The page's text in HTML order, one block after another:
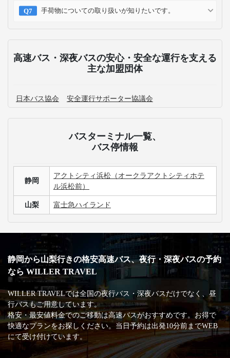
手荷物についての取り扱いが知りたいです。
高速バス・深夜バスの安心・安全な運行を支える
主な加盟団体
日本バス協会 安全運行サポーター協議会
バスターミナル一覧、
バス停情報
静岡
アクトシティ浜松（オークラアクトシティホテ
ル浜松前）
山梨 富士急ハイランド
静岡から山梨行きの格安高速バス、夜行・深夜バスの予約
なら WILLER TRAVEL
WILLER TRAVELでは全国の夜行バス・深夜バスだけでなく、昼
行バスもご用意しています。
格安・最安値料金でのご移動は高速バスがおすすめです。お得で
快適なプランをお探しください。当日予約は出発10分前までWEB
にて受け付けています。